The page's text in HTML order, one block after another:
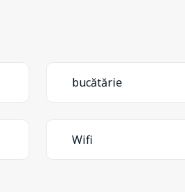
bucătărie
Wifi